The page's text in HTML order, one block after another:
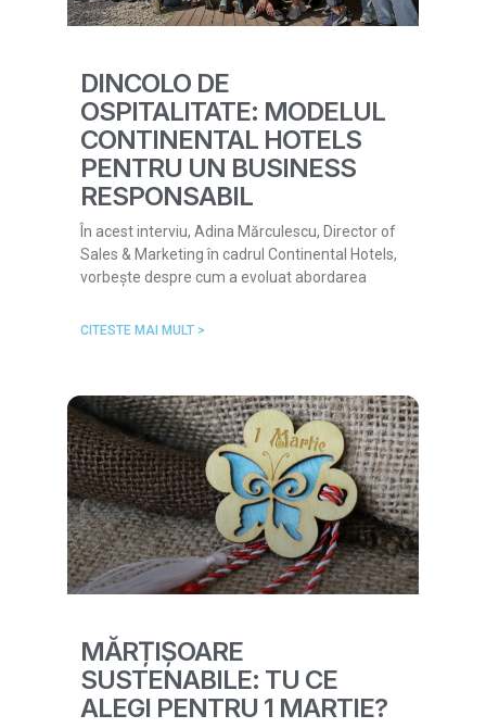
DINCOLO DE
OSPITALITATE: MODELUL
CONTINENTAL HOTELS
PENTRU UN BUSINESS
RESPONSABIL
În acest interviu, Adina Mărculescu, Director of
Sales & Marketing în cadrul Continental Hotels,
vorbește despre cum a evoluat abordarea
CITESTE MAI MULT >
MĂRȚIȘOARE
SUSTENABILE: TU CE
ALEGI PENTRU 1 MARTIE?